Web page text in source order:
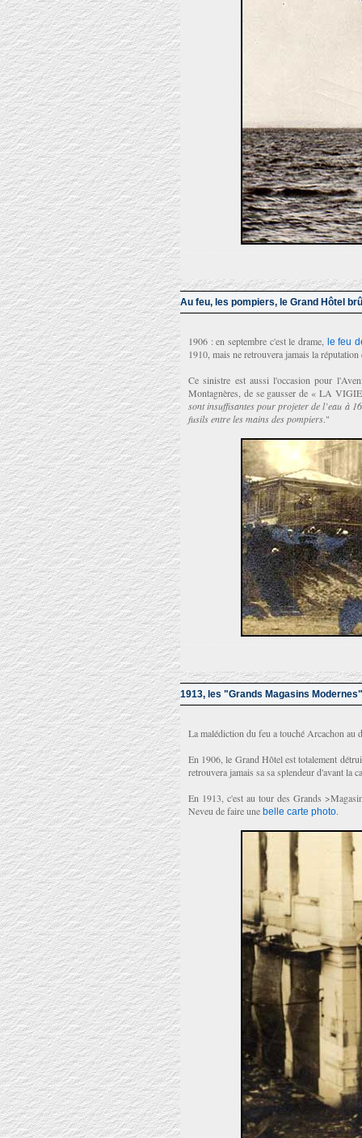
Au feu, les pompiers, le Grand Hôtel
1906 : en septembre c'est le drame, le feu
1910, mais ne retrouvera jamais la
Ce sinistre est aussi l'occasion pour
Montagnères, de se gausser de « LA
sont insuffisantes pour projeter de l’eau à
fusils entre les mains des pompiers."
1913, les "Grands Magasins
La malédiction du feu a touché Arcachon au
En 1906, le Grand Hôtel est totalement
retrouvera jamais sa sa splendeur d'avant la
En 1913, c'est au tour des Grands
Neveu de faire une belle carte photo.